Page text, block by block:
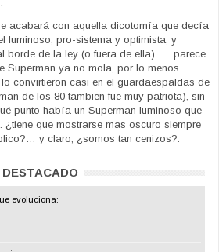
acabará con aquella dicotomía que decía
luminoso, pro-sistema y optimista, y
borde de la ley (o fuera de ella) …. parece
Superman ya no mola, por lo menos
convirtieron casi en el guardaespaldas de
de los 80 tambien fue muy patriota), sin
punto había un Superman luminoso que
que mostrarse mas oscuro siempre
y claro, ¿somos tan cenizos?.
DESTACADO
evoluciona: